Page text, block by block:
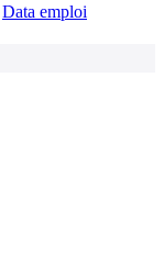
Data emploi